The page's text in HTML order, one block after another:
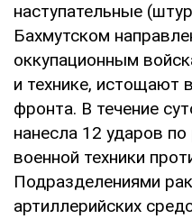
наступательные
Бахмутском
оккупационным
и технике, истощают
фронта. В течение
нанесла 12 ударов
военной техники
Подразделениями
артиллерийских